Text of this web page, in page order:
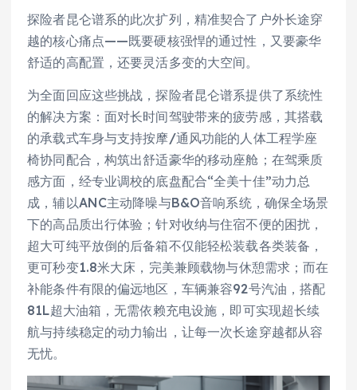
探险者昆仑谱系的此次扩列，精准契合了户外长途穿
越的核心痛点——既要硬核强悍的通过性，又要豪华
舒适的高配置，还要灵活多变的大空间。
为全面回应这些挑战，探险者昆仑谱系提供了系统性
的解决方案：面对长时间驾驶带来的疲劳感，其搭载
的承载式车身与支持按摩/通风功能的人体工程学座
椅协同配合，构筑出舒适豪华的移动座舱；在驾乘质
感方面，经专业调校的底盘配合“全美十佳”动力总
成，辅以ANC主动降噪与B&O音响系统，确保全场景
下的高品质出行体验；针对收纳与住宿不便的困扰，
超大可纯平放倒的后备箱不仅能轻松装载各类装备，
更可秒变1.8米大床，完美兼顾载物与休憩需求；而在
补能条件有限的偏远地区，车辆兼容92号汽油，搭配
81L超大油箱，无需依赖充电设施，即可实现超长续
航与持续稳定的动力输出，让每一次长途穿越都从容
无忧。